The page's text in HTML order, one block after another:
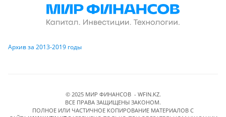
Архив за 2013-2019 годы
© 2025 МИР ФИНАНСОВ - WFIN.KZ.
ВСЕ ПРАВА ЗАЩИЩЕНЫ ЗАКОНОМ.
ПОЛНОЕ ИЛИ ЧАСТИЧНОЕ КОПИРОВАНИЕ МАТЕРИАЛОВ C